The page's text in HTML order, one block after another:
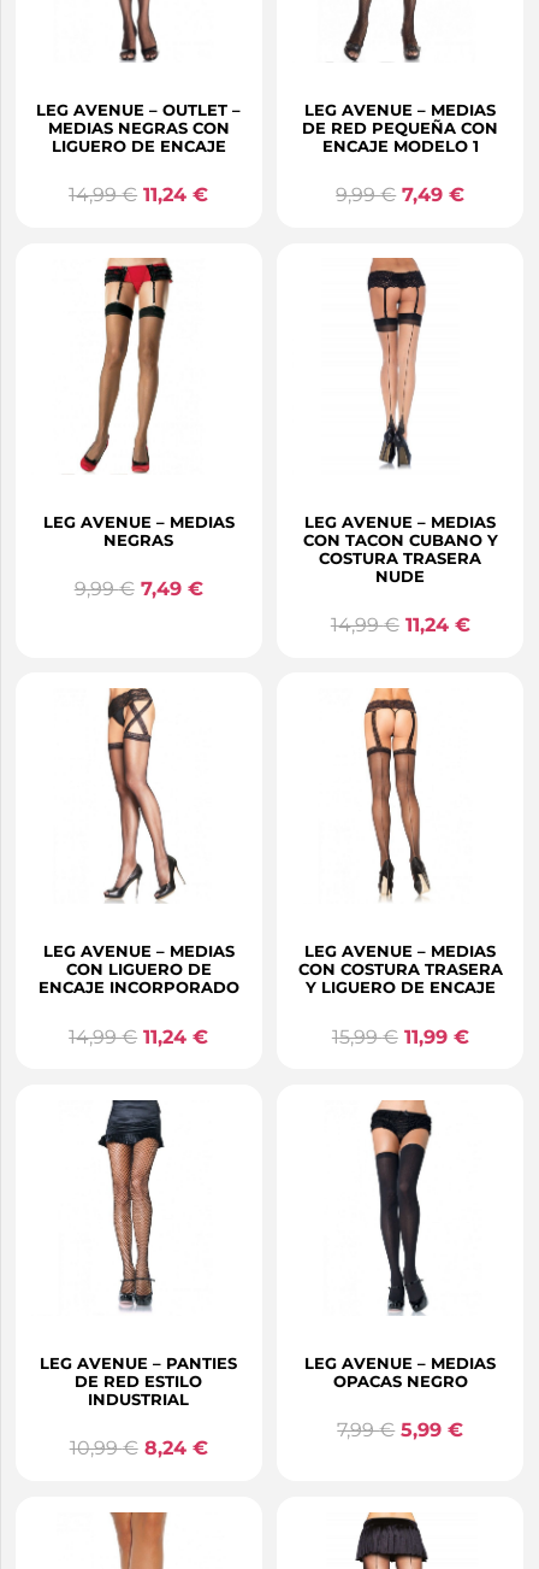
LEG AVENUE – OUTLET –
MEDIAS NEGRAS CON
LIGUERO DE ENCAJE
14,99€ 11,24€
LEG AVENUE – MEDIAS
DE RED PEQUEÑA CON
ENCAJE MODELO 1
9,99€ 7,49€
LEG AVENUE – MEDIAS
NEGRAS
9,99€ 7,49 €
LEG AVENUE – MEDIAS
CON TACON CUBANO Y
COSTURA TRASERA
NUDE
14,99€ 11,24 €
LEG AVENUE – MEDIAS
CON LIGUERO DE
ENCAJE INCORPORADO
14,99€ 11,24€
LEG AVENUE – MEDIAS
CON COSTURA TRASERA
Y LIGUERO DE ENCAJE
15,99€ 11,99 €
LEG AVENUE – PANTIES
DE RED ESTILO
INDUSTRIAL
10,99€ 8,24 €
LEG AVENUE – MEDIAS
OPACAS NEGRO
7,99€ 5,99€